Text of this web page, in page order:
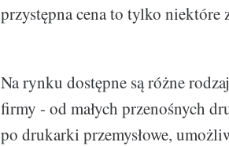
przystępna cena to tylko niektóre
Na rynku dostępne są różne
firmy - od małych przenośnych
po drukarki przemysłowe,